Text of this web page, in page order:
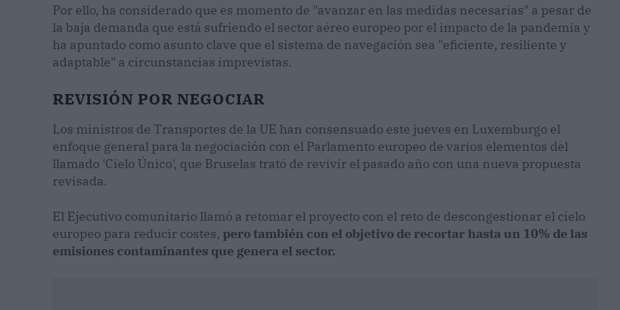
Por ello, ha considerado que es momento de "avanzar en las medidas necesarias" a pesar de
la baja demanda que está sufriendo el sector aéreo europeo por el impacto de la pandemia y
ha apuntado como asunto clave que el sistema de navegación sea "eficiente, resiliente y
adaptable" a circunstancias imprevistas.
REVISIÓN POR NEGOCIAR
Los ministros de Transportes de la UE han consensuado este jueves en Luxemburgo el
enfoque general para la negociación con el Parlamento europeo de varios elementos del
llamado 'Cielo Único', que Bruselas trató de revivir el pasado año con una nueva propuesta
revisada.
El Ejecutivo comunitario llamó a retomar el proyecto con el reto de descongestionar el cielo
europeo para reducir costes, pero también con el objetivo de recortar hasta un 10% de las
emisiones contaminantes que genera el sector.